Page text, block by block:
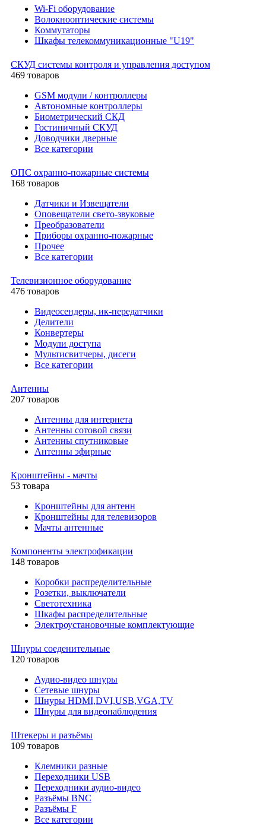
Wi-Fi оборудование
Волокнооптические системы
Коммутаторы
Шкафы телекоммуникационные "U19"
СКУД системы контроля и управления доступом
469 товаров
GSM модули / контроллеры
Автономные контроллеры
Биометрический СКД
Гостиничный СКУД
Доводчики дверные
Все категории
ОПС охранно-пожарные системы
168 товаров
Датчики и Извещатели
Оповещатели свето-звуковые
Преобразователи
Приборы охранно-пожарные
Прочее
Все категории
Телевизионное оборудование
476 товаров
Видеосендеры, ик-передатчики
Делители
Конвертеры
Модули доступа
Мультисвитчеры, дисеги
Все категории
Антенны
207 товаров
Антенны для интернета
Антенны сотовой связи
Антенны спутниковые
Антенны эфирные
Кронштейны - мачты
53 товара
Кронштейны для антенн
Кронштейны для телевизоров
Мачты антенные
Компоненты электрофикации
148 товаров
Коробки распределительные
Розетки, выключатели
Светотехника
Шкафы распределительные
Электроустановочные комплектующие
Шнуры соеденительные
120 товаров
Аудио-видео шнуры
Сетевые шнуры
Шнуры HDMI,DVI,USB,VGA,TV
Шнуры для видеонаблюдения
Штекеры и разъёмы
109 товаров
Клемники разные
Переходники USB
Переходники аудио-видео
Разъёмы BNC
Разъёмы F
Все категории